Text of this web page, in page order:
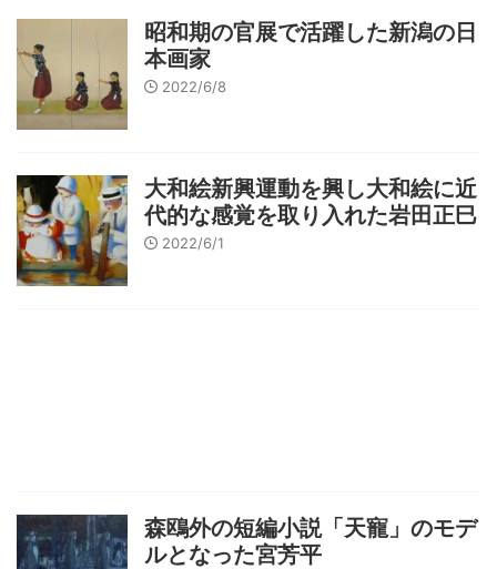
昭和期の官展で活躍した新潟の日
本画家
2022/6/8
大和絵新興運動を興し大和絵に近
代的な感覚を取り入れた岩田正巳
2022/6/1
森鴎外の短編小説「天寵」のモデ
ルとなった宮芳平